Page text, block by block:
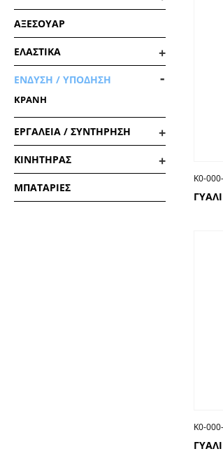
ΑΞΕΣΟΥΑΡ
ΕΛΑΣΤΙΚΑ
ΕΝΔΥΣΗ / ΥΠΟΔΗΣΗ
ΚΡΑΝΗ
ΕΡΓΑΛΕΙΑ / ΣΥΝΤΗΡΗΣΗ
ΚΙΝΗΤΗΡΑΣ
ΜΠΑΤΑΡΙΕΣ
Κ0-
Κ0-